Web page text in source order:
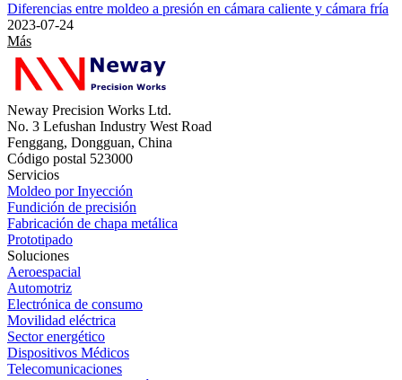
Diferencias entre moldeo a presión en cámara caliente y cámara fría
2023-07-24
Más
Neway Precision Works Ltd.
No. 3 Lefushan Industry West Road
Fenggang, Dongguan, China
Código postal 523000
Servicios
Moldeo por Inyección
Fundición de precisión
Fabricación de chapa metálica
Prototipado
Soluciones
Aeroespacial
Automotriz
Electrónica de consumo
Movilidad eléctrica
Sector energético
Dispositivos Médicos
Telecomunicaciones